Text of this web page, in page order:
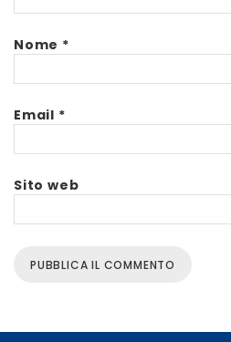
Nome *
Email *
Sito web